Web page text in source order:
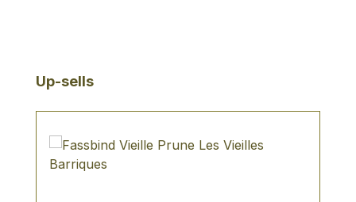
Produktgalerie überspringen
Up-sells